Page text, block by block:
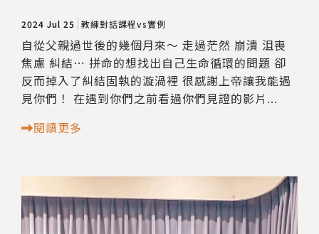
2024 Jul 25 教練對話課程vs實例
自從父親過世後的幾個月來～ 走過茫然 崩潰 沮喪
焦慮 糾結⋯ 拼命的想找出自己生命循環的問題 卻
反而掉入了糾結固執的漩渦裡 很感謝上帝讓我能遇
見你們！ 在遇到你們之前看過你們見證的影片...
閱讀更多